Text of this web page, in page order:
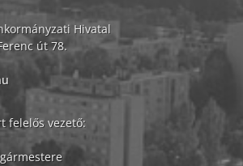
Hivatal
út 78.
felelős vezető: